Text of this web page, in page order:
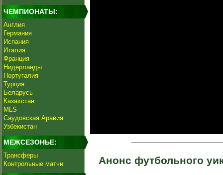
ЧЕМПИОНАТЫ:
Англия
Германия
Испания
Италия
Франция
Нидерланды
Португалия
Турция
Беларусь
Казахстан
MLS
Саудовская Аравия
Узбекистан
МЕЖСЕЗОНЬЕ:
Трансферы
Контрольные матчи
Анонс футбольного